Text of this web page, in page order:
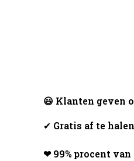
😃 Klanten geven
✔ Gratis af te
❤ 99% procent